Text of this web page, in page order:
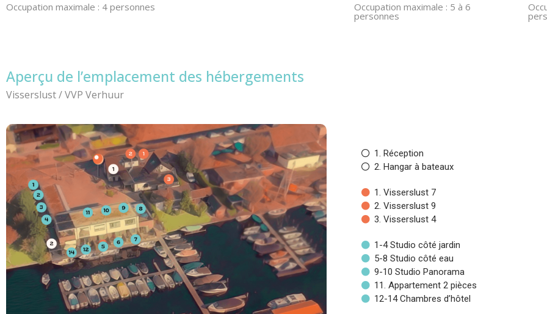
Occupation maximale : 4 personnes Occupation maximale : 5 à 6
personnes
Aperçu de l’emplacement des hébergements
Visserslust / VVP Verhuur
1. Réception
2. Hangar à bateaux
1. Visserslust 7
2. Visserslust 9
3. Visserslust 4
1-4 Studio côté jardin
5-8 Studio côté eau
9-10 Studio Panorama
11. Appartement 2 pièces
12-14 Chambres d’hôtel